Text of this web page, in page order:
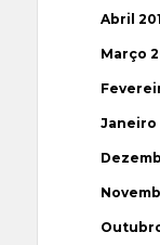
Abril
Março
Janeiro